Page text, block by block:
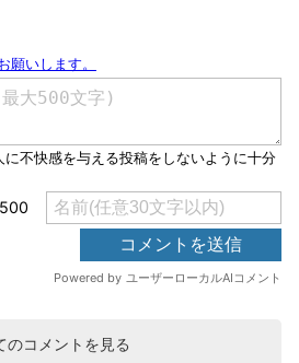
のコメントを見る